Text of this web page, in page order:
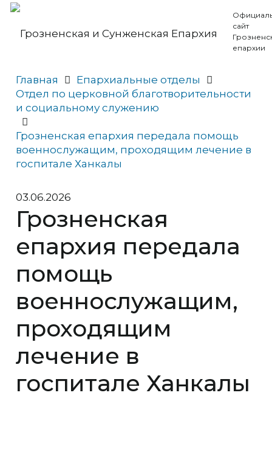
сайт
епархии
Главная
Епархиальные отделы
Отдел по церковной благотворительности
и социальному служению
Грозненская епархия передала помощь
военнослужащим, проходящим лечение в
госпитале Ханкалы
03.06.2026
Грозненская
епархия передала
помощь
военнослужащим,
проходящим
лечение в
госпитале Ханкалы